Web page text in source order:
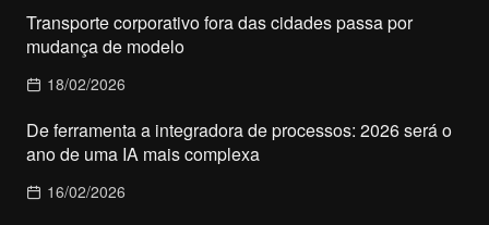
Transporte corporativo fora das cidades passa por
mudança de modelo
18/02/2026
De ferramenta a integradora de processos: 2026 será o
ano de uma IA mais complexa
16/02/2026